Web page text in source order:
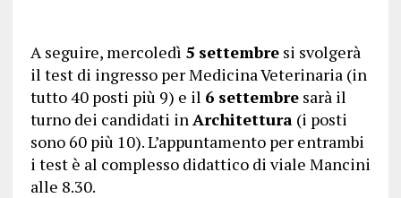
A seguire, mercoledì 5 settembresi svolgerà
il test di ingresso per Medicina Veterinaria (in
tutto 40 posti più 9) e il 6 settembresarà il
turno dei candidati inArchitettura(i posti
sono 60 più 10). L’appuntamento per entrambi
i test è al complesso didattico di viale Mancini
alle 8.30.